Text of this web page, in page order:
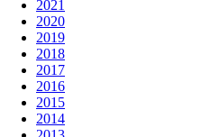
2021
2020
2019
2018
2017
2016
2015
2014